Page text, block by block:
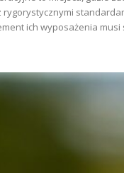
rygorystycznymi
ich wyposażenia musi